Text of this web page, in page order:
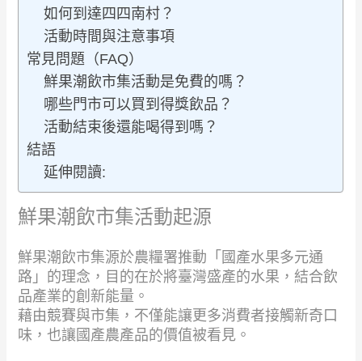
如何到達四四南村？
活動時間與注意事項
常見問題（FAQ）
鮮果潮飲市集活動是免費的嗎？
哪些門市可以買到得獎飲品？
活動結束後還能喝得到嗎？
結語
延伸閱讀:
鮮果潮飲市集活動起源
鮮果潮飲市集源於農糧署推動「國產水果多元通
路」的理念，目的在於將臺灣盛產的水果，結合飲
品產業的創新能量。
藉由競賽與市集，不僅能讓更多消費者接觸新奇口
味，也讓國產農產品的價值被看見。